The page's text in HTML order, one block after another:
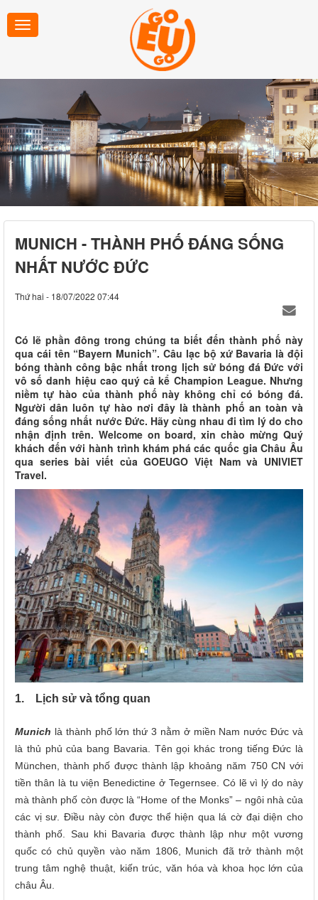
MUNICH - THÀNH PHỐ ĐÁNG SỐNG
NHẤT NƯỚC ĐỨC
Thứ hai - 18/07/2022 07:44
Có lẽ phần đông trong chúng ta biết đến thành phố này
qua cái tên “Bayern Munich”. Câu lạc bộ xứ Bavaria là đội
bóng thành công bậc nhất trong lịch sử bóng đá Đức với
vô số danh hiệu cao quý cả kể Champion League. Nhưng
niềm tự hào của thành phố này không chỉ có bóng đá.
Người dân luôn tự hào nơi đây là thành phố an toàn và
đáng sống nhất nước Đức. Hãy cùng nhau đi tìm lý do cho
nhận định trên. Welcome on board, xin chào mừng Quý
khách đến với hành trình khám phá các quốc gia Châu Âu
qua series bài viết của GOEUGO Việt Nam và UNIVIET
Travel.
1. Lịch sử và tổng quan
Munich là thành phố lớn thứ 3 nằm ở miền Nam nước Đức và
là thủ phủ của bang Bavaria. Tên gọi khác trong tiếng Đức là
München, thành phố được thành lập khoảng năm 750 CN với
tiền thân là tu viện Benedictine ở Tegernsee. Có lẽ vì lý do này
mà thành phố còn được là “Home of the Monks” – ngôi nhà của
các vị sư. Điều này còn được thể hiện qua lá cờ đại diện cho
thành phố. Sau khi Bavaria được thành lập như một vương
quốc có chủ quyền vào năm 1806, Munich đã trở thành một
trung tâm nghệ thuật, kiến trúc, văn hóa và khoa học lớn của
châu Âu.